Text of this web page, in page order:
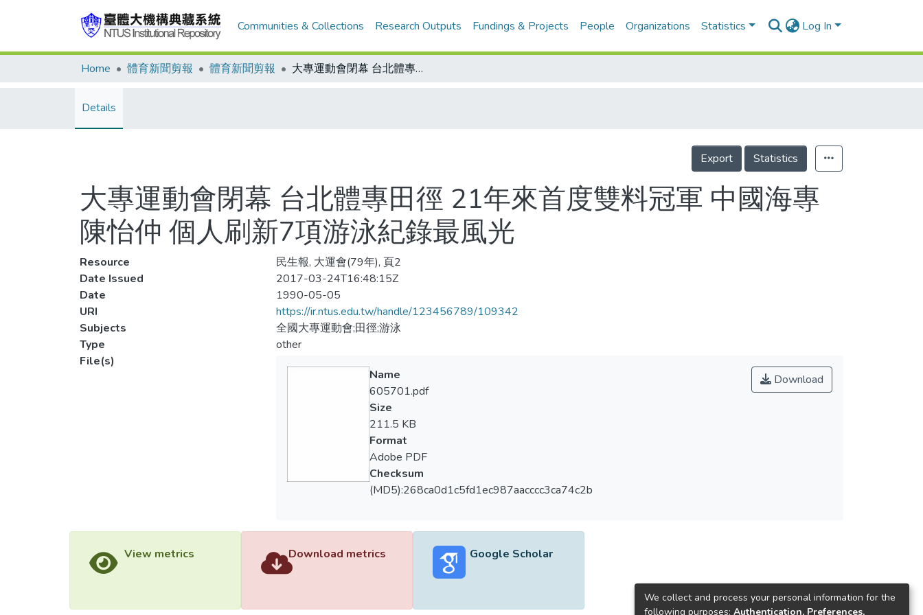
Communities & Collections Research Outputs Fundings & Projects People Organizations Statistics Log In
Home 體育新聞剪報 體育新聞剪報 大專運動會閉幕 台北體專田徑 21年來首度雙料冠軍 中國海專陳怡仲 個人刷新7項游泳紀錄最風光
Details
Export Statistics
大專運動會閉幕 台北體專田徑 21年來首度雙料冠軍 中國海專
陳怡仲 個人刷新7項游泳紀錄最風光
Resource
民生報, 大運會(79年), 頁2
Date Issued
2017-03-24T16:48:15Z
Date
1990-05-05
URI
https://ir.ntus.edu.tw/handle/123456789/109342
Subjects
全國大專運動會;田徑;游泳
Type
other
File(s)
Download
Name
605701.pdf
Size
211.5 KB
Format
Adobe PDF
Checksum
(MD5):268ca0d1c5fd1ec987aacccc3ca74c2b
View metrics Download metrics Google Scholar
We collect and process your personal information for the
following purposes: Authentication, Preferences,